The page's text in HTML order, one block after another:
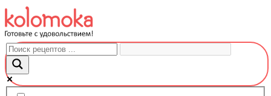
Перейти
к
контенту